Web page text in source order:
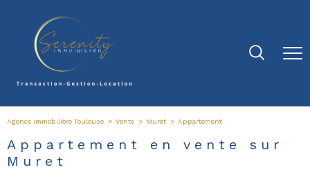
Agence immobilière Toulouse Vente Muret Appartement
Appartement en vente sur
Muret